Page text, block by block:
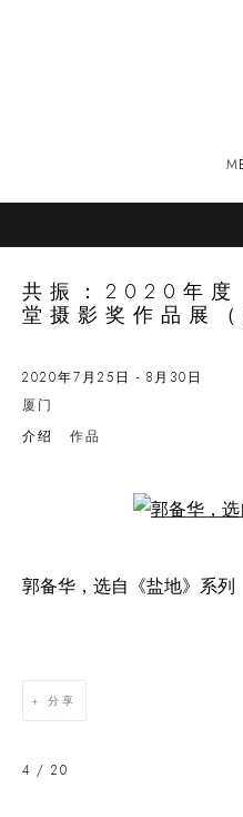
共振：2020年度
堂摄影奖作品展（
2020年7月25日 - 8月30日
厦门
介绍
作品
Open a larger version
郭备华，选自《盐地》系列
分享
4 / 20